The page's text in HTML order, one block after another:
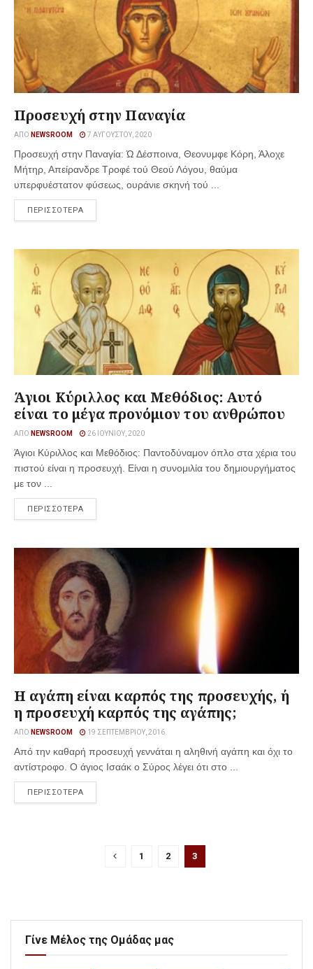
Προσευχή στην Παναγία
ΑΠΌ NEWSROOM 7 ΑΥΓΟΎΣΤΟΥ, 2020
Προσευχή στην Παναγία: Ώ Δέσποινα, Θεονυμφε Κόρη, Άλοχε
Μήτηρ, Απείρανδρε Τροφέ τού Θεού Λόγου, θαύμα
υπερφυέστατον φύσεως, ουράνιε σκηνή τού ...
ΠΕΡΙΣΣΟΤΕΡΑ
Άγιοι Κύριλλος και Μεθόδιος: Αυτό
είναι το μέγα προνόμιον του ανθρώπου
ΑΠΌ NEWSROOM 26 ΙΟΥΝΊΟΥ, 2020
Άγιοι Κύριλλος και Μεθόδιος: Παντοδύναμον όπλο στα χέρια του
πιστού είναι η προσευχή. Είναι η συνομιλία του δημιουργήματος
με τον ...
ΠΕΡΙΣΣΟΤΕΡΑ
Η αγάπη είναι καρπός της προσευχής, ή
η προσευχή καρπός της αγάπης;
ΑΠΌ NEWSROOM 19 ΣΕΠΤΕΜΒΡΊΟΥ, 2016
Από την καθαρή προσευχή γεννάται η αληθινή αγάπη και όχι το
αντίστροφο. Ο άγιος Ισαάκ ο Σύρος λέγει ότι στο ...
ΠΕΡΙΣΣΟΤΕΡΑ
1 2 3
Γίνε Μέλος της Ομάδας μας